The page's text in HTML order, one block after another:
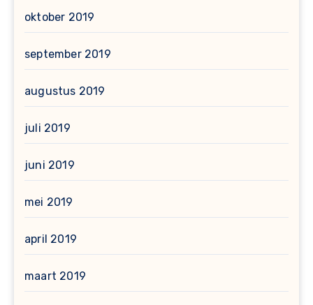
oktober 2019
september 2019
augustus 2019
juli 2019
juni 2019
mei 2019
april 2019
maart 2019